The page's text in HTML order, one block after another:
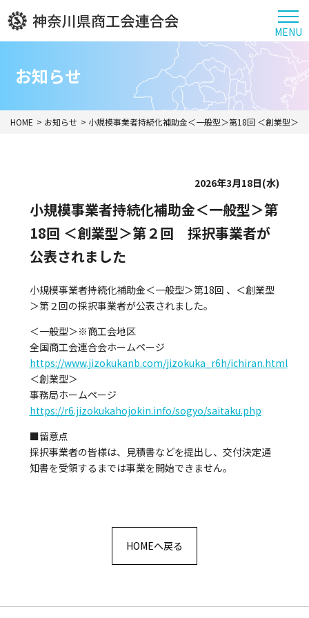
MENU
お知らせ
HOME お知らせ 小規模事業者持続化補助金＜一般型＞第18回 ＜創業型＞
2026年3月18日(水)
小規模事業者持続化補助金＜一般型＞第
18回 ＜創業型＞第２回 採択事業者が
公表されました
小規模事業者持続化補助金＜一般型＞第18回 、＜創業型
＞第２回の採択事業者が公表されました。
＜一般型＞※商工会地区
全国商工会連合会ホームページ
https://www.jizokukanb.com/jizokuka_r6h/ichiran.html
＜創業型＞
事務局ホームページ
https://r6.jizokukahojokin.info/sogyo/saitaku.php
■留意点
採択事業者の皆様は、見積書などを提出し、交付決定通
知書を受領するまでは事業を開始できません。
HOMEへ戻る